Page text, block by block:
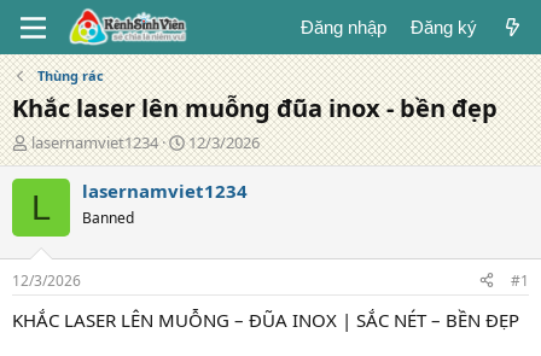
Đăng nhập Đăng ký
Thùng rác
Khắc laser lên muỗng đũa inox - bền đẹp
T
á
c
ả
lasernamviet1234
N
g
à
g
12/3/2026
L lasernamviet1234
Banned
12/3/2026 #1
KHẮC LASER LÊN MUỖNG – ĐŨA INOX | SẮC NÉT – BỀN ĐẸP